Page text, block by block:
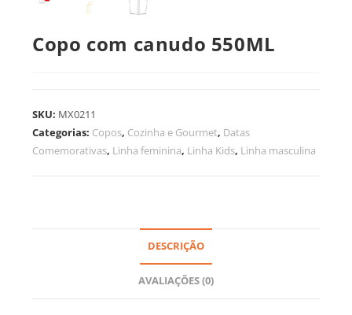
Copo com canudo 550ML
SKU: MX0211
Categorias: Copos, Cozinha e Gourmet, Datas
Comemorativas, Linha feminina, Linha Kids, Linha masculina
DESCRIÇÃO
AVALIAÇÕES (0)